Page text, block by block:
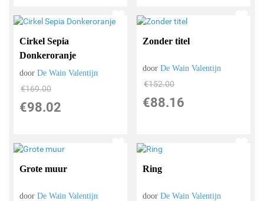
Cirkel Sepia
Donkeroranje
doorDe Wain Valentijn
€169.00
€98.02
Zonder titel
doorDe Wain Valentijn
€152.00
€88.16
Grote muur
doorDe Wain Valentijn
Ring
doorDe Wain Valentijn